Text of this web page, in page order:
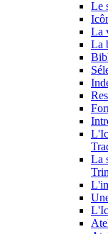
Le
La
La
La